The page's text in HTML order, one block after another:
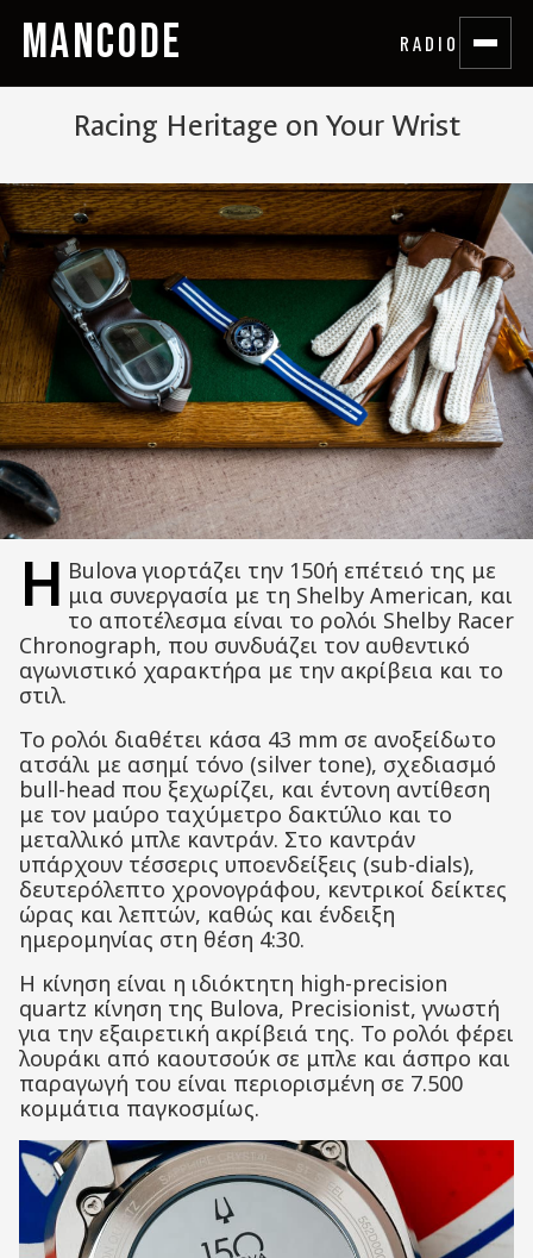
MANCODE RADIO
Racing Heritage on Your Wrist
Η Bulova γιορτάζει την 150ή επέτειό της με
μια συνεργασία με τη Shelby American, και
το αποτέλεσμα είναι το ρολόι Shelby Racer
Chronograph, που συνδυάζει τον αυθεντικό
αγωνιστικό χαρακτήρα με την ακρίβεια και το
στιλ.
Το ρολόι διαθέτει κάσα 43 mm σε ανοξείδωτο
ατσάλι με ασημί τόνο (silver tone), σχεδιασμό
bull-head που ξεχωρίζει, και έντονη αντίθεση
με τον μαύρο ταχύμετρο δακτύλιο και το
μεταλλικό μπλε καντράν. Στο καντράν
υπάρχουν τέσσερις υποενδείξεις (sub-dials),
δευτερόλεπτο χρονογράφου, κεντρικοί δείκτες
ώρας και λεπτών, καθώς και ένδειξη
ημερομηνίας στη θέση 4:30.
Η κίνηση είναι η ιδιόκτητη high-precision
quartz κίνηση της Bulova, Precisionist, γνωστή
για την εξαιρετική ακρίβειά της. Το ρολόι φέρει
λουράκι από καουτσούκ σε μπλε και άσπρο και
παραγωγή του είναι περιορισμένη σε 7.500
κομμάτια παγκοσμίως.